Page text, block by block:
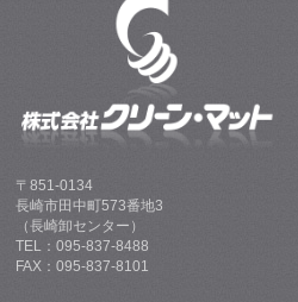
〒851-0134
長崎市田中町573番地3
（長崎卸センター）
TEL：095-837-8488
FAX：095-837-8101